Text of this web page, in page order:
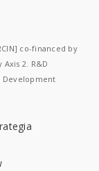
co-financed by
2. R&D
Development